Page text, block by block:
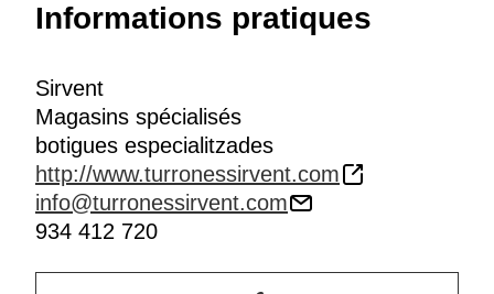
Informations pratiques
Sirvent
Magasins spécialisés
botigues especialitzades
http://www.turronessirvent.com
info@turronessirvent.com
934 412 720